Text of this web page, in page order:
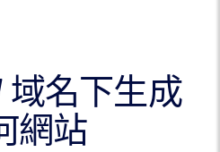
域名下生成
網站